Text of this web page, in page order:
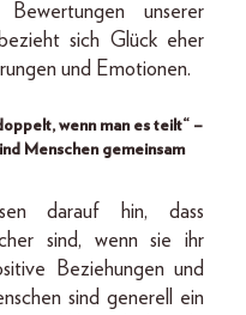
unserer
sich Glück eher
und Emotionen.
wenn man es teilt“ –
Menschen gemeinsam
darauf hin, dass
sind, wenn sie ihr
Beziehungen und
sind generell ein